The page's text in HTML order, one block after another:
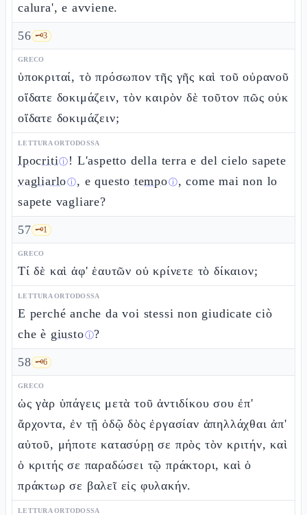
calura', e avviene.
56 🗝️3
GRECO
ὑποκριταί, τὸ πρόσωπον τῆς γῆς καὶ τοῦ οὐρανοῦ
οἴδατε δοκιμάζειν, τὸν καιρὸν δὲ τοῦτον πῶς οὐκ
οἴδατε δοκιμάζειν;
LETTURA ORTODOSSA
Ipocritiⓘ ! L'aspetto della terra e del cielo sapete
vagliarloⓘ, e questo tempoⓘ, come mai non lo
sapete vagliare?
57 🗝️1
GRECO
Τί δὲ καὶ ἀφ' ἑαυτῶν οὐ κρίνετε τὸ δίκαιον;
LETTURA ORTODOSSA
E perché anche da voi stessi non giudicate ciò
che è giustoⓘ?
58 🗝️6
GRECO
ὡς γὰρ ὑπάγεις μετὰ τοῦ ἀντιδίκου σου ἐπ'
ἄρχοντα, ἐν τῇ ὁδῷ δὸς ἐργασίαν ἀπηλλάχθαι ἀπ'
αὐτοῦ, μήποτε κατασύρῃ σε πρὸς τὸν κριτήν, καὶ
ὁ κριτής σε παραδώσει τῷ πράκτορι, καὶ ὁ
πράκτωρ σε βαλεῖ εἰς φυλακήν.
LETTURA ORTODOSSA